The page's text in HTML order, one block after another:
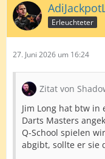
Erleuchteter
27. Juni 2026 um 16:24
Zitat von
Jim Long hat btw in
Darts Masters
Q-School spielen
abgibt, sollte er sie